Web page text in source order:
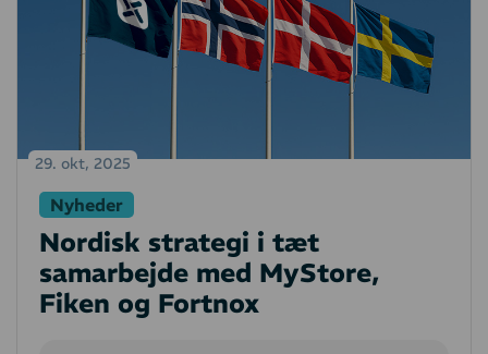
Nyheder
Nordisk strategi i tæt
samarbejde med MyStore,
Fiken og Fortnox
29. okt, 2025